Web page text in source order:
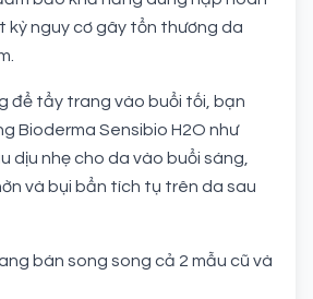
kỳ nguy cơ gây tổn thương da
để tẩy trang vào buổi tối, bạn
Bioderma Sensibio H2O như
dịu nhẹ cho da vào buổi sáng,
và bụi bẩn tích tụ trên da sau
bán song song cả 2 mẫu cũ và